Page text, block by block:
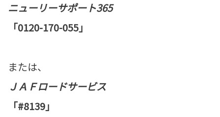
ニューリーサポート365
「0120-170-055」
または、
ＪＡＦロードサービス
「#8139」